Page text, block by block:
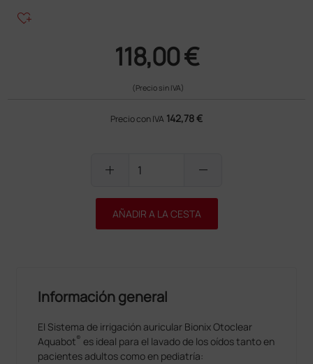
heart_plus
118,00 €
(Precio sin IVA)
Precio con IVA 142,78 €
add remove
AÑADIR A LA CESTA
Información general
El Sistema de irrigación auricular Bionix Otoclear
Aquabot® es ideal para el lavado de los oídos tanto en
pacientes adultos como en pediatría: